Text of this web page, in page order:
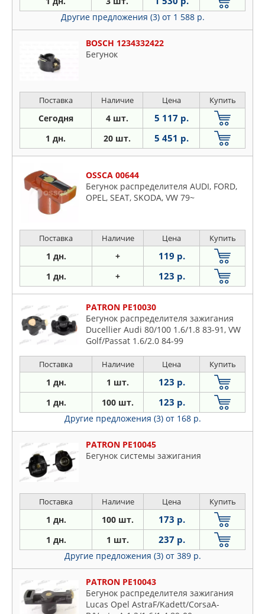
Другие предложения (3) от 1 588 р.
BOSCH 1234332422
Бегунок
Поставка Наличие Цена Купить
Сегодня 4 шт. 5 117 р.
1 дн. 20 шт. 5 451 р.
OSSCA 00644
Бегунок распределителя AUDI, FORD,
OPEL, SEAT, SKODA, VW 79~
Поставка Наличие Цена Купить
1 дн. + 119 р.
1 дн. + 123 р.
PATRON PE10030
Бегунок распределителя зажигания
Ducellier Audi 80/100 1.6/1.8 83-91, VW
Golf/Passat 1.6/2.0 84-99
Поставка Наличие Цена Купить
1 дн. 1 шт. 123 р.
1 дн. 100 шт. 123 р.
Другие предложения (3) от 168 р.
PATRON PE10045
Бегунок системы зажигания
Поставка Наличие Цена Купить
1 дн. 100 шт. 173 р.
1 дн. 1 шт. 237 р.
Другие предложения (3) от 389 р.
PATRON PE10043
Бегунок распределителя зажигания
Lucas Opel AstraF/Kadett/CorsaA-